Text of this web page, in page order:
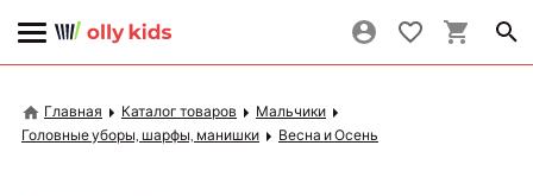
Главная Каталог товаров
Мальчики
Головные уборы, шарфы, манишки
Весна и Осень